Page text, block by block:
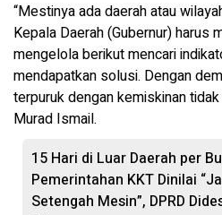
“Mestinya ada daerah atau
Kepala Daerah (Gubernur) harus
mengelola berikut mencari
mendapatkan solusi. Dengan
terpuruk dengan kemiskinan
Murad Ismail.
15 Hari di Luar Daerah per
Pemerintahan KKT Dinilai
Setengah Mesin”, DPRD